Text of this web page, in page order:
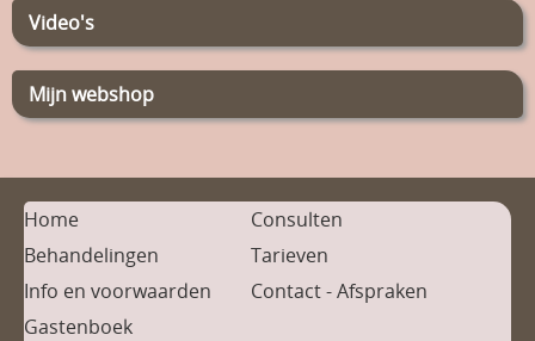
Video's
Mijn webshop
Home
Consulten
Behandelingen
Tarieven
Info en voorwaarden
Contact - Afspraken
Gastenboek